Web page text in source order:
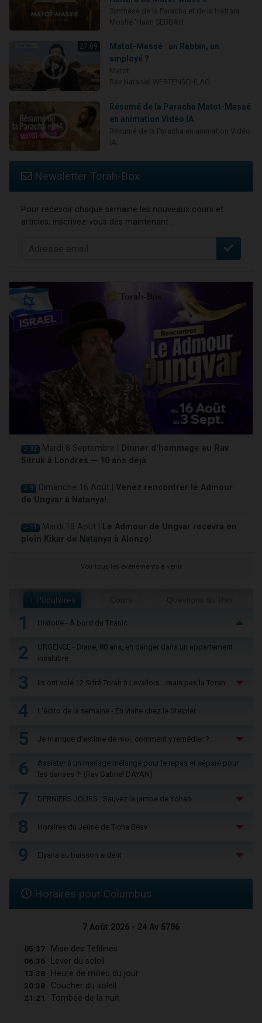
27:09
Matot-Massé : un Rabbin, un
employé ?
Résumé de la Paracha Matot-Massé
en animation Vidéo IA
Newsletter Torah-Box
Pour recevoir chaque semaine les nouveaux cours et
articles, inscrivez-vous dès maintenant :
J-32 Mardi 8 Septembre |
Dinner d'hommage au Rav
Sitruk à Londres — 10 ans déjà
J-9 Dimanche 16 Août | Venez rencontrer le Admour
de Ungvar à Natanya!
J-11 Mardi 18 Août |
Le Admour de Ungvar recevra en
plein Kikar de Natanya à Alonzo!
Voir tous les événements à venir
+ Populaires
1 Histoire - À bord du Titanic
2
URGENCE - Diane, 80 ans, en danger dans un appartement
insalubre
3 Ils ont volé 12 Sifré Torah à Levallois… mais pas la Torah
4 L'édito de la semaine - En visite chez le Steipler
5 Je manque d'estime de moi, comment y remédier ?
6
Assister à un mariage mélangé pour le repas et séparé pour
les danses ?! (Rav Gabriel DAYAN)
7 DERNIERS JOURS : Sauvez la jambe de Yohan
8 Horaires du Jeûne de Ticha Béav
9 Elyana au buisson ardent
Horaires pour Columbus
7 Août 2026 - 24 Av 5786
05:37 Mise des Téfilines
06:36 Lever du soleil
13:38 Heure de milieu du jour
20:38 Coucher du soleil
21:21 Tombée de la nuit